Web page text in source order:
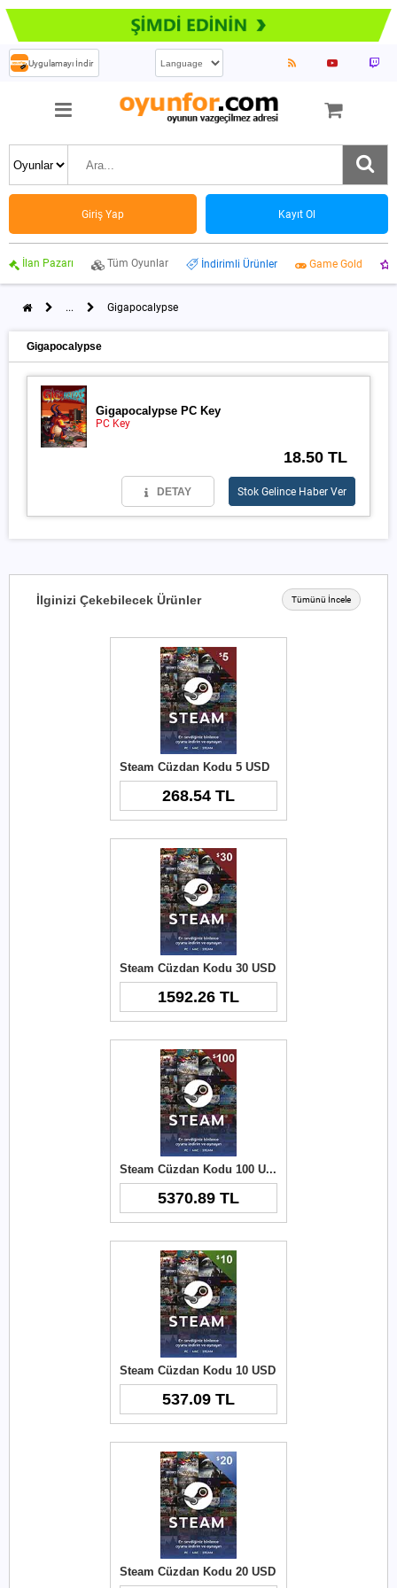
Uygulamayı İndir
Giriş Yap Kayıt Ol
İlan Pazarı Tüm Oyunlar İndirimli Ürünler Game Gold
... Gigapocalypse
Gigapocalypse
Gigapocalypse PC Key
PC Key
18.50 TL
DETAY Stok Gelince Haber Ver
İlginizi Çekebilecek Ürünler Tümünü İncele
Steam Cüzdan Kodu 5 USD
268.54 TL
Steam Cüzdan Kodu 30 USD
1592.26 TL
Steam Cüzdan Kodu 100 USD
5370.89 TL
Steam Cüzdan Kodu 10 USD
537.09 TL
Steam Cüzdan Kodu 20 USD